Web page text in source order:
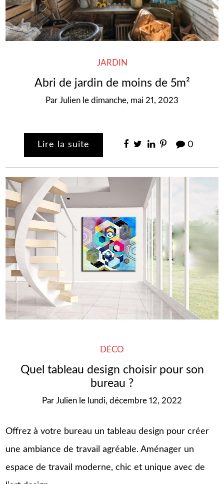
JARDIN
Abri de jardin de moins de 5m²
Par Julien le dimanche, mai 21, 2023
Lire la suite 0
DÉCO
Quel tableau design choisir pour son
bureau ?
Par Julien le lundi, décembre 12, 2022
Offrez à votre bureau un tableau design pour créer
une ambiance de travail agréable. Aménager un
espace de travail moderne, chic et unique avec de